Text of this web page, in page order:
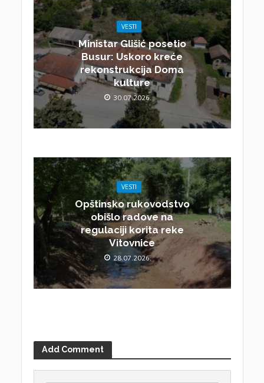
VESTI
Ministar Glišić posetio
Busur: Uskoro kreće
rekonstrukcija Doma
kulture
30.07.2026.
VESTI
Opštinsko rukovodstvo
obišlo radove na
regulaciji korita reke
Vitovnice
28.07.2026.
Add Comment